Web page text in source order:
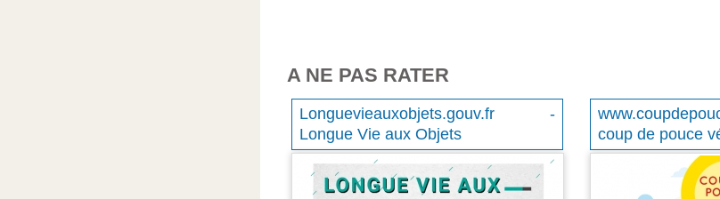
A NE PAS RATER
Longuevieauxobjets.gouv.fr -
Longue Vie aux Objets
coup de pouce